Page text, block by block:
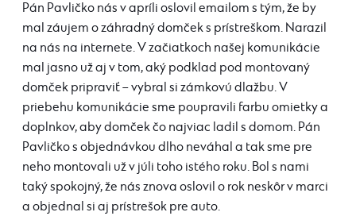
Pán Pavličko nás v apríli oslovil emailom s tým, že by
mal záujem o záhradný domček s prístreškom. Narazil
na nás na internete. V začiatkoch našej komunikácie
mal jasno už aj v tom, aký podklad pod montovaný
domček pripraviť – vybral si zámkovú dlažbu. V
priebehu komunikácie sme poupravili farbu omietky a
doplnkov, aby domček čo najviac ladil s domom. Pán
Pavličko s objednávkou dlho neváhal a tak sme pre
neho montovali už v júli toho istého roku. Bol s nami
taký spokojný, že nás znova oslovil o rok neskôr v marci
a objednal si aj prístrešok pre auto.